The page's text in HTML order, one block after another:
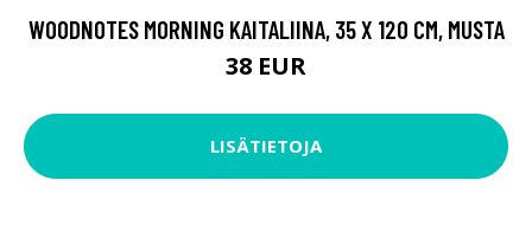
WOODNOTES MORNING KAITALIINA, 35 X 120 CM, MUSTA
38 EUR
LISÄTIETOJA